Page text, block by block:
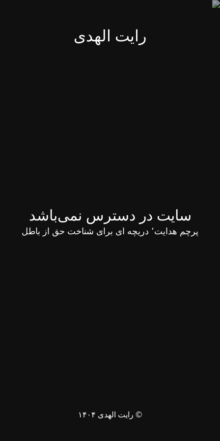
رایت الهدی
سایت در دسترس نمی‌باشد
پرچم هدایت٬ دریچه ای برای شناخت حق از باطل
© رایت الهدی ۱۴۰۴